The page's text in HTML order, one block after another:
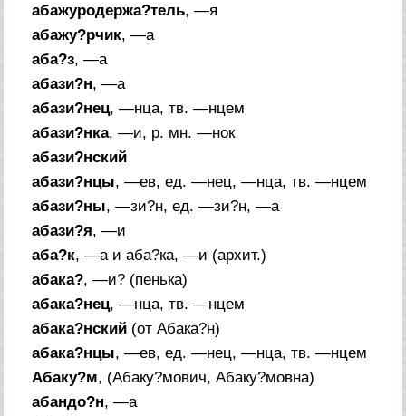
абажуродержа?тель, —я
абажу?рчик, —а
аба?з, —а
абази?н, —а
абази?нец, —нца,тв. —нцем
абази?нка, —и, р. мн. —нок
абази?нский
абази?нцы, —ев,ед. —нец, —нца,тв. —нцем
абази?ны, —зи?н,ед. —зи?н, —а
абази?я, —и
аба?к, —а и аба?ка, —и (архит.)
абака?, —и? (пенька)
абака?нец, —нца,тв. —нцем
абака?нский (от Абака?н)
абака?нцы, —ев,ед. —нец, —нца,тв. —нцем
Абаку?м, (Абаку?мович, Абаку?мовна)
абандо?н, —а